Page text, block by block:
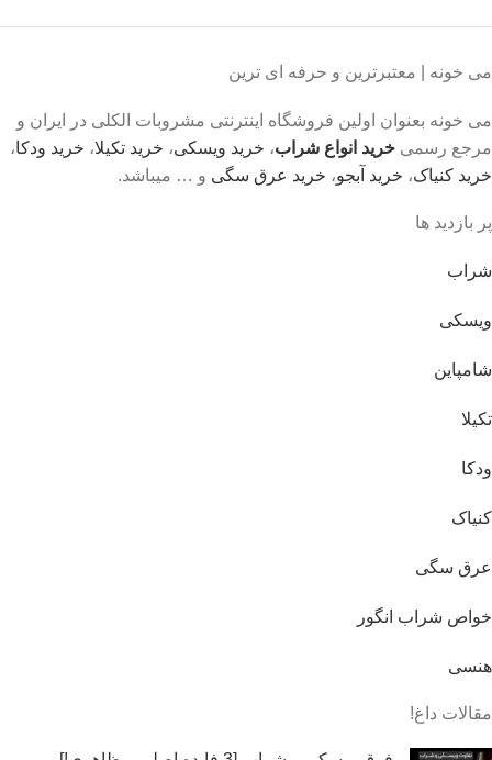
می خونه | معتبرترین و حرفه ای ترین
می خونه بعنوان اولین فروشگاه اینترنتی مشروبات الکلی در ایران و
مرجع رسمی خرید انواع شراب، خرید ویسکی، خرید تکیلا، خرید ودکا،
خرید کنیاک، خرید آبجو، خرید عرق سگی و … میباشد.
پر بازدید ها
شراب
ویسکی
شامپاین
تکیلا
ودکا
کنیاک
عرق سگی
خواص شراب انگور
هنسی
مقالات داغ!